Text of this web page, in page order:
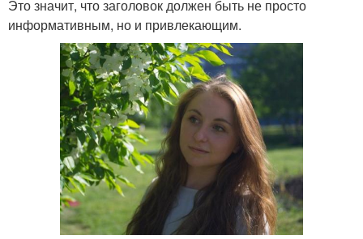
Это значит, что заголовок должен быть не просто
информативным, но и привлекающим.